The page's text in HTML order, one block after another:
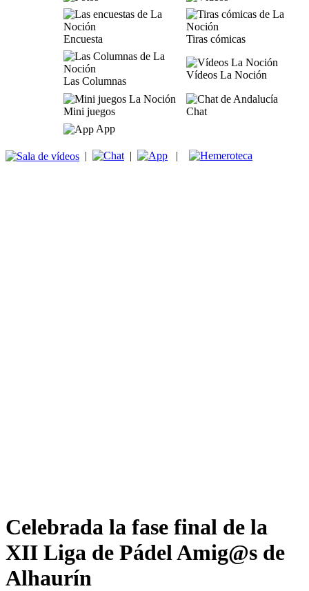
Encuesta Tiras cómicas
Las Columnas
Vídeos La Noción
Mini juegos
Chat
App
| | |
Celebrada la fase final de la
XII Liga de Pádel Amig@s de
Alhaurín